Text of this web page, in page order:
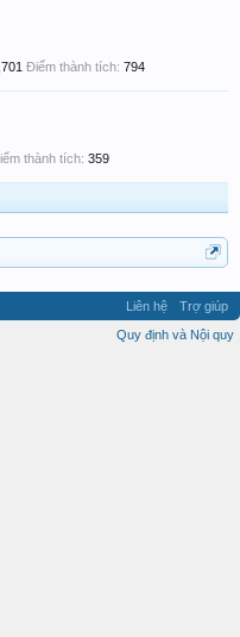
Điểm thành tích: 794
thành tích: 359
Liên hệ
Trợ giúp
Quy định và Nội quy